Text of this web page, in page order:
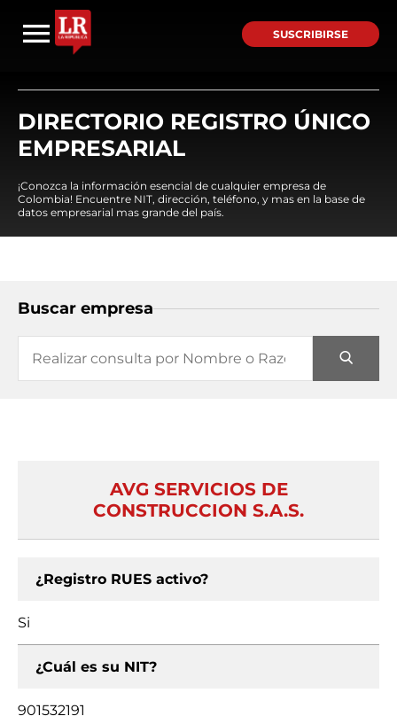
SUSCRIBIRSE
DIRECTORIO REGISTRO ÚNICO
EMPRESARIAL
¡Conozca la información esencial de cualquier empresa de
Colombia! Encuentre NIT, dirección, teléfono, y mas en la base de
datos empresarial mas grande del país.
Buscar empresa
AVG SERVICIOS DE
CONSTRUCCION S.A.S.
¿Registro RUES activo?
Si
¿Cuál es su NIT?
901532191